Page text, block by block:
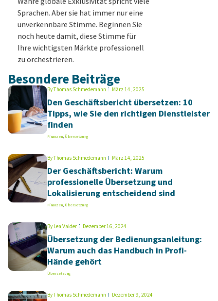
Sprachen. Aber sie hat immer nur eine
unverkennbare Stimme. Beginnen Sie
noch heute damit, diese Stimme für
Ihre wichtigsten Märkte professionell
zu orchestrieren.
Besondere Beiträge
ByThomas Schmedemann März 14, 2025
Den Geschäftsbericht übersetzen: 10
Tipps, wie Sie den richtigen Dienstleister
finden
Finanzen, Übersetzung
ByThomas Schmedemann März 14, 2025
Der Geschäftsbericht: Warum
professionelle Übersetzung und
Lokalisierung entscheidend sind
Finanzen, Übersetzung
ByLea Valder Dezember 16, 2024
Übersetzung der Bedienungsanleitung:
Warum auch das Handbuch in Profi-
Hände gehört
Übersetzung
ByThomas Schmedemann Dezember 9, 2024